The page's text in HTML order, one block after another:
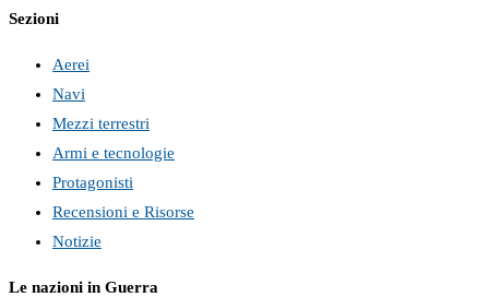
Sezioni
Aerei
Navi
Mezzi terrestri
Armi e tecnologie
Protagonisti
Recensioni e Risorse
Notizie
Le nazioni in Guerra